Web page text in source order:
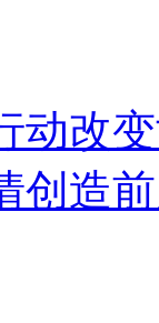
动改
创造